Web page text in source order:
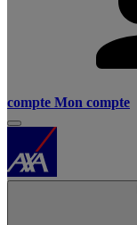
compte Mon compte